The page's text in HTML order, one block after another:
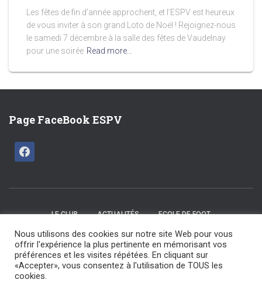
Les fêtes de fin d’année approchent, et l’ESPV est heureux
de vous inviter à son grand Loto de Noël ! Rejoignez-nous
le samedi 7 décembre à la salle des fêtes de Vaudelnay
pour une soirée Read more…
Page FaceBook ESPV
LE CLUB ACTUALITÉS ECOLE DE FOOT
CATÉGORIES U15 / U17 SENIORS LES COMMISSIONS
NOS ARBITRES
Nous utilisons des cookies sur notre site Web pour vous
offrir l'expérience la plus pertinente en mémorisant vos
préférences et les visites répétées. En cliquant sur
«Accepter», vous consentez à l'utilisation de TOUS les
cookies.